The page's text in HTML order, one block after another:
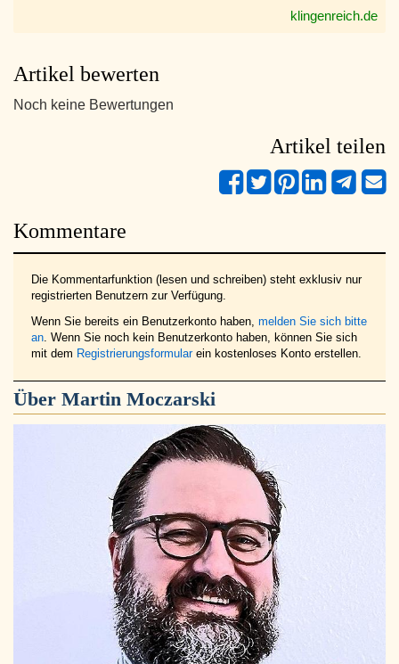
klingenreich.de
Artikel bewerten
Noch keine Bewertungen
Artikel teilen
Kommentare
Die Kommentarfunktion (lesen und schreiben) steht exklusiv nur
registrierten Benutzern zur Verfügung.
Wenn Sie bereits ein Benutzerkonto haben, melden Sie sich bitte
an . Wenn Sie noch kein Benutzerkonto haben, können Sie sich
mit dem Registrierungsformularein kostenloses Konto erstellen.
Über Martin Moczarski